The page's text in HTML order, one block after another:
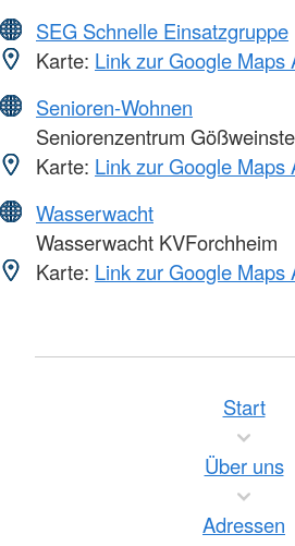
SEG Schnelle Einsatzgruppe
Karte: Link zur Google Maps
Senioren-Wohnen
Seniorenzentrum
Karte: Link zur Google Maps
Wasserwacht
Wasserwacht KVForchheim
Karte: Link zur Google Maps
Start
Über uns
Adressen